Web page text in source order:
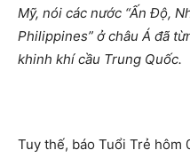
Mỹ, nói các nước “Ấn Độ,
Philippines” ở châu Á đã
khinh khí cầu Trung Quốc.
Tuy thế, báo Tuổi Trẻ